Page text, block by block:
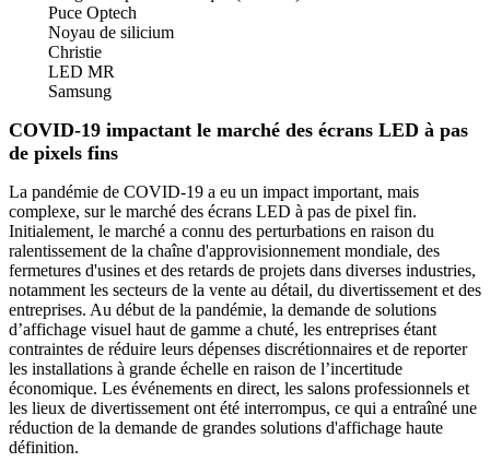
Puce Optech
Noyau de silicium
Christie
LED MR
Samsung
COVID-19 impactant le marché des écrans LED à pas
de pixels fins
La pandémie de COVID-19 a eu un impact important, mais
complexe, sur le marché des écrans LED à pas de pixel fin.
Initialement, le marché a connu des perturbations en raison du
ralentissement de la chaîne d'approvisionnement mondiale, des
fermetures d'usines et des retards de projets dans diverses industries,
notamment les secteurs de la vente au détail, du divertissement et des
entreprises. Au début de la pandémie, la demande de solutions
d’affichage visuel haut de gamme a chuté, les entreprises étant
contraintes de réduire leurs dépenses discrétionnaires et de reporter
les installations à grande échelle en raison de l’incertitude
économique. Les événements en direct, les salons professionnels et
les lieux de divertissement ont été interrompus, ce qui a entraîné une
réduction de la demande de grandes solutions d'affichage haute
définition.